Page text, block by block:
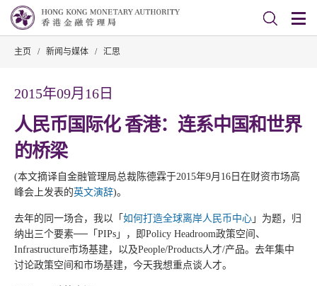
主页 / 新闻与媒体 / 汇思
2015年09月16日
人民币国际化 香港：连系中国和世界
的桥梁
(本文摘译自金融管理局总裁陈德霖于2015年9月16日在财资市场高
峰会上发表的英文演辞)。
去年的同一场合，我以「 如何打造全球离岸人民币中心 」为题，归
纳出三个要素──「PIPs」，即Policy Headroom政策空间、
Infrastructure市场基建，以及People/Products人才/产品。去年集中
讨论政策空间和市场基建，今天我想重点谈人才。